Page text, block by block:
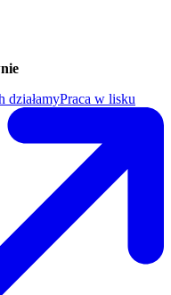
działamyPraca w lisku